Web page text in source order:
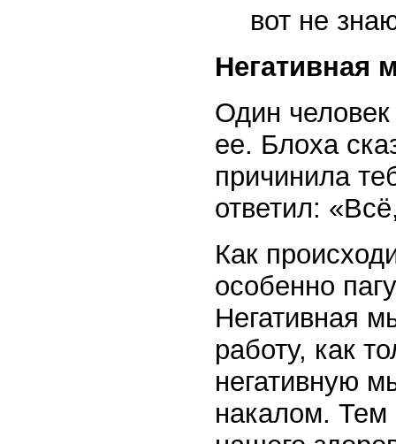
вот не
Негативная
Один
ее. Блоха
причинила
ответил:
Как
особенно
Негативная
работу, как
негативную
накалом. Тем